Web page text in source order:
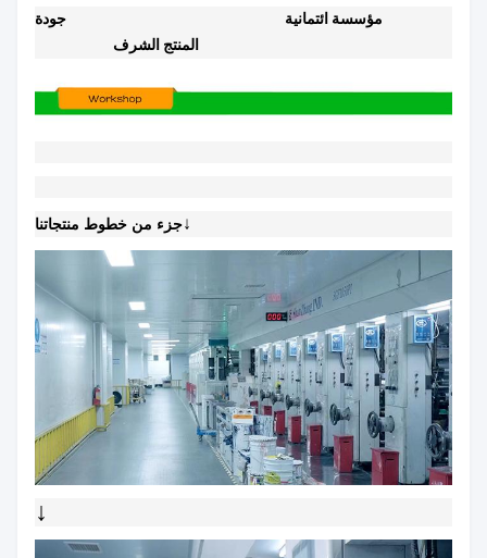
مؤسسة ائتمانية
جودة
المنتج الشرف
↓جزء من خطوط منتجاتنا
↓